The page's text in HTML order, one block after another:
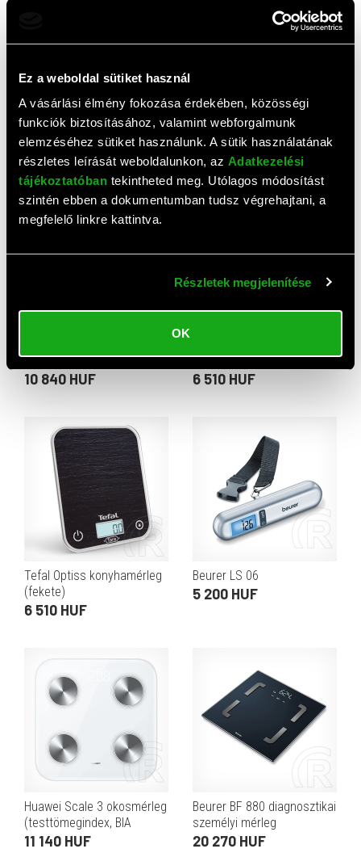
Ez a weboldal sütiket használ
A vásárlási élmény fokozása érdekében, közösségi
funkciók biztosításához, valamint webforgalmunk
elemzéséhez sütiket használunk. A sütik használatának
részletes leírását weboldalunkon, az Adatkezelési
tájékoztatóban tekintheted meg. Utólagos módosítást
szintén ebben a dokumentumban tudsz végrehajtani, a
megfelelő linkre kattintva.
Részletek megjelenítése
OK
az első!
Top termékek
babamérleg
10 840 HUF
(Mozaic)
6 510 HUF
Tefal Optiss konyhamérleg
(fekete)
6 510 HUF
Beurer LS 06
5 200 HUF
Huawei Scale 3 okosmérleg
(testtömegindex, BIA
kijelzés, LED kijelző,
11 140 HUF
Beurer BF 880 diagnosztikai
személyi mérleg
(Wifi/bluetooth)
20 270 HUF